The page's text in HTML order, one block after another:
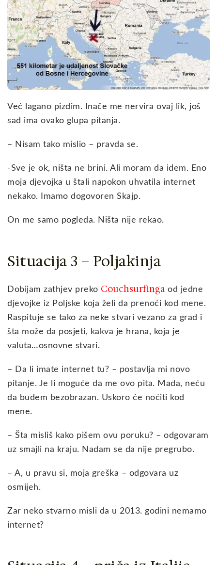
Već lagano pizdim. Inače me nervira ovaj lik, još
sad ima ovako glupa pitanja.
– Nisam tako mislio – pravda se.
-Sve je ok, ništa ne brini. Ali moram da idem. Eno
moja djevojka u štali napokon uhvatila internet
nekako. Imamo dogovoren Skajp.
On me samo pogleda. Ništa nije rekao.
Situacija 3 – Poljakinja
Dobijam zathjev preko Couchsurfingaod jedne
djevojke iz Poljske koja želi da prenoći kod mene.
Raspituje se tako za neke stvari vezano za grad i
šta može da posjeti, kakva je hrana, koja je
valuta…osnovne stvari.
– Da li imate internet tu? – postavlja mi novo
pitanje. Je li moguće da me ovo pita. Mada, neću
da budem bezobrazan. Uskoro će noćiti kod
mene.
– Šta misliš kako pišem ovu poruku? – odgovaram
uz smajli na kraju. Nadam se da nije pregrubo.
– A, u pravu si, moja greška – odgovara uz
osmijeh.
Zar neko stvarno misli da u 2013. godini nemamo
internet?